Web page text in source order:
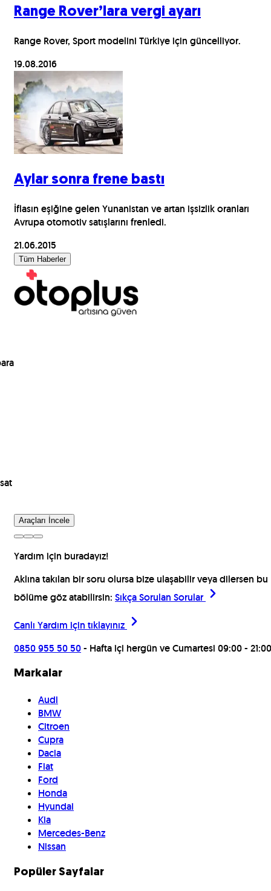
Range Rover’lara vergi ayarı
Range Rover, Sport modelini Türkiye için güncelliyor.
19.08.2016
Aylar sonra frene bastı
İflasın eşiğine gelen Yunanistan ve artan işsizlik oranları
Avrupa otomotiv satışlarını frenledi.
21.06.2015
Tüm Haberler
Araçları İncele
Yardım için buradayız!
Aklına takılan bir soru olursa bize ulaşabilir veya dilersen bu
bölüme göz atabilirsin: Sıkça Sorulan Sorular
Canlı Yardım için tıklayınız
0850 955 50 50- Hafta içi hergün ve Cumartesi 09:00 - 21:00
Markalar
Audi
BMW
Citroen
Cupra
Dacia
Fiat
Ford
Honda
Hyundai
Kia
Mercedes-Benz
Nissan
Popüler Sayfalar